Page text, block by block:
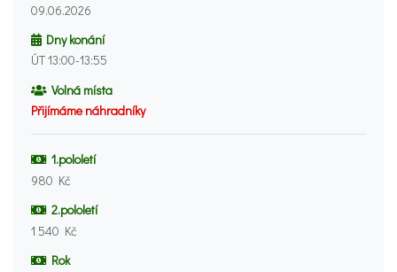
09.06.2026
Dny konání
ÚT 13:00-13:55
Volná místa
Přijímáme náhradníky
1.pololetí
980 Kč
2.pololetí
1 540 Kč
Rok